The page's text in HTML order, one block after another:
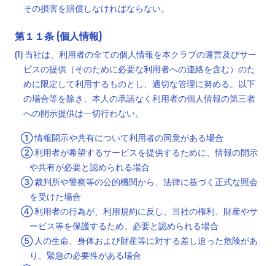
その損害を賠償しなければならない。
第１１条 (個人情報)
(1) 当社は、利用者の全ての個人情報を本クラブの運営及びサー
ビスの提供（そのために必要な利用者への連絡を含む）のた
めに限定して利用するものとし、適切な管理に努める。以下
の場合等を除き、本人の承諾なく利用者の個人情報の第三者
への開示提供は一切行わない。
① 情報開示や共有について利用者の同意がある場合
② 利用者が希望するサービスを提供するために、情報の開示
や共有が必要と認められる場合
③ 裁判所や警察等の公的機関から、法律に基づく正式な照会
を受けた場合
④ 利用者の行為が、利用規約に反し、当社の権利、財産やサ
ービス等を保護するため、必要と認められる場合
⑤ 人の生命、身体および財産等に対する差し迫った危険があ
り、緊急の必要性がある場合